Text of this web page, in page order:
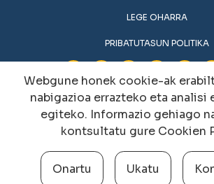
LEGE OHARRA
PRIBATUTASUN POLITIKA
Cookien konfigurazioa aldatu
Webgune honek cookie-ak
nabigazioa errazteko eta
egiteko. Informazio gehiago
kontsultatu gure Cookien
Onartu Ukatu